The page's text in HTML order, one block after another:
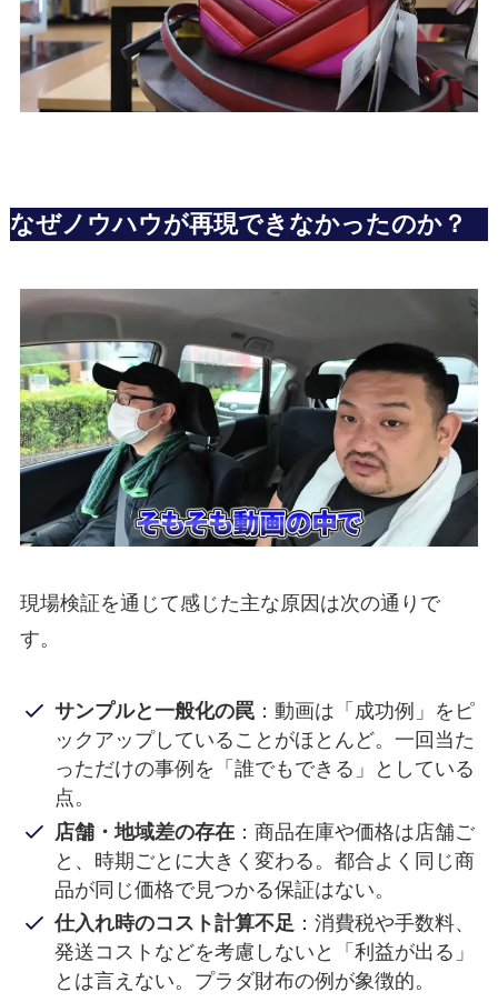
なぜノウハウが再現できなかったのか？
現場検証を通じて感じた主な原因は次の通りで
す。
サンプルと一般化の罠 ：動画は「成功例」をピ
ックアップしていることがほとんど。一回当た
っただけの事例を「誰でもできる」としている
点。
店舗・地域差の存在 ：商品在庫や価格は店舗ご
と、時期ごとに大きく変わる。都合よく同じ商
品が同じ価格で見つかる保証はない。
仕入れ時のコスト計算不足 ：消費税や手数料、
発送コストなどを考慮しないと「利益が出る」
とは言えない。プラダ財布の例が象徴的。